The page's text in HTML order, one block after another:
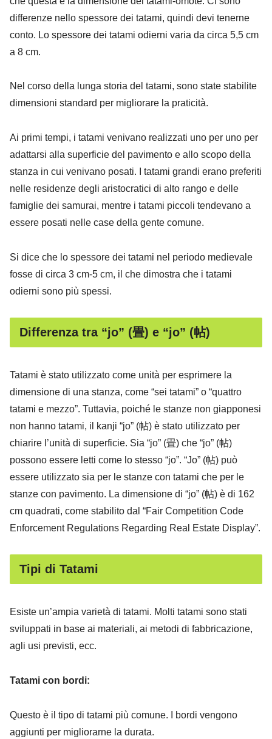
differenze nello spessore dei tatami, quindi devi tenerne
conto. Lo spessore dei tatami odierni varia da circa 5,5 cm
a 8 cm.
Nel corso della lunga storia del tatami, sono state stabilite
dimensioni standard per migliorare la praticità.
Ai primi tempi, i tatami venivano realizzati uno per uno per
adattarsi alla superficie del pavimento e allo scopo della
stanza in cui venivano posati. I tatami grandi erano preferiti
nelle residenze degli aristocratici di alto rango e delle
famiglie dei samurai, mentre i tatami piccoli tendevano a
essere posati nelle case della gente comune.
Si dice che lo spessore dei tatami nel periodo medievale
fosse di circa 3 cm-5 cm, il che dimostra che i tatami
odierni sono più spessi.
Differenza tra “jo” (畳) e “jo” (帖)
Tatami è stato utilizzato come unità per esprimere la
dimensione di una stanza, come “sei tatami” o “quattro
tatami e mezzo”. Tuttavia, poiché le stanze non giapponesi
non hanno tatami, il kanji “jo” (帖) è stato utilizzato per
chiarire l’unità di superficie. Sia “jo” (畳) che “jo” (帖)
possono essere letti come lo stesso “jo”. “Jo” (帖) può
essere utilizzato sia per le stanze con tatami che per le
stanze con pavimento. La dimensione di “jo” (帖) è di 162
cm quadrati, come stabilito dal “Fair Competition Code
Enforcement Regulations Regarding Real Estate Display”.
Tipi di Tatami
Esiste un’ampia varietà di tatami. Molti tatami sono stati
sviluppati in base ai materiali, ai metodi di fabbricazione,
agli usi previsti, ecc.
Tatami con bordi:
Questo è il tipo di tatami più comune. I bordi vengono
aggiunti per migliorarne la durata.